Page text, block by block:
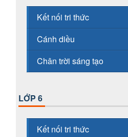
Kết nối tri thức
Cánh diều
Chân trời sáng tạo
LỚP 6
Kết nối tri thức